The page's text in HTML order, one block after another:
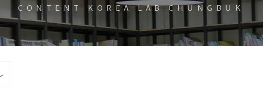
CONTENT KOREA LAB CHUNGBUK